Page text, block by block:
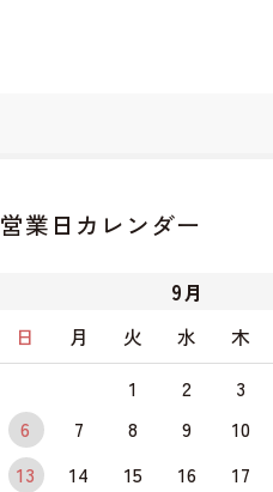
営業日カレンダー
9月
日
月 火 水 木
1
2 3
6
7 8 9 10
13
14 15 16 17